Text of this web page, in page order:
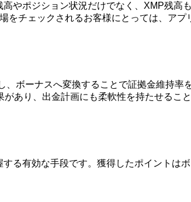
やポジション状況だけでなく、XMP残高
をチェックされるお客様にとっては、アプ
ボーナスへ変換することで証拠金維持率
あり、出金計画にも柔軟性を持たせるこ
る有効な手段です。獲得したポイントは